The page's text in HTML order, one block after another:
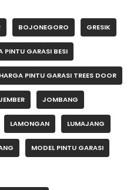
BOJONEGORO GRESIK
PINTU GARASI BESI
HARGA PINTU GARASI TREES DOOR
JOMBANG
LAMONGAN LUMAJANG
MODEL PINTU GARASI